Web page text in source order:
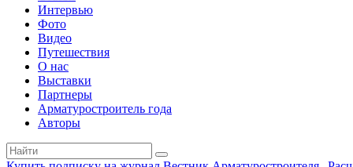
Интервью
Фото
Видео
Путешествия
О нас
Выставки
Партнеры
Арматуростроитель года
Авторы